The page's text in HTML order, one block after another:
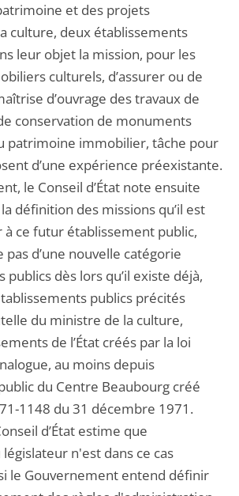
et des projets
culture, deux établissements
leur objet la mission, pour les
culturels, d’assurer ou de
d’ouvrage des travaux de
conservation de monuments
patrimoine immobilier, tâche pour
d’une expérience préexistante.
le Conseil d’État note ensuite
définition des missions qu’il est
ce futur établissement public,
pas d’une nouvelle catégorie
publics dès lors qu’il existe déjà,
publics précités
du ministre de la culture,
de l’État créés par la loi
au moins depuis
du Centre Beaubourg créé
1148 du 31 décembre 1971.
d’État estime que
n'est dans ce cas
le Gouvernement entend définir